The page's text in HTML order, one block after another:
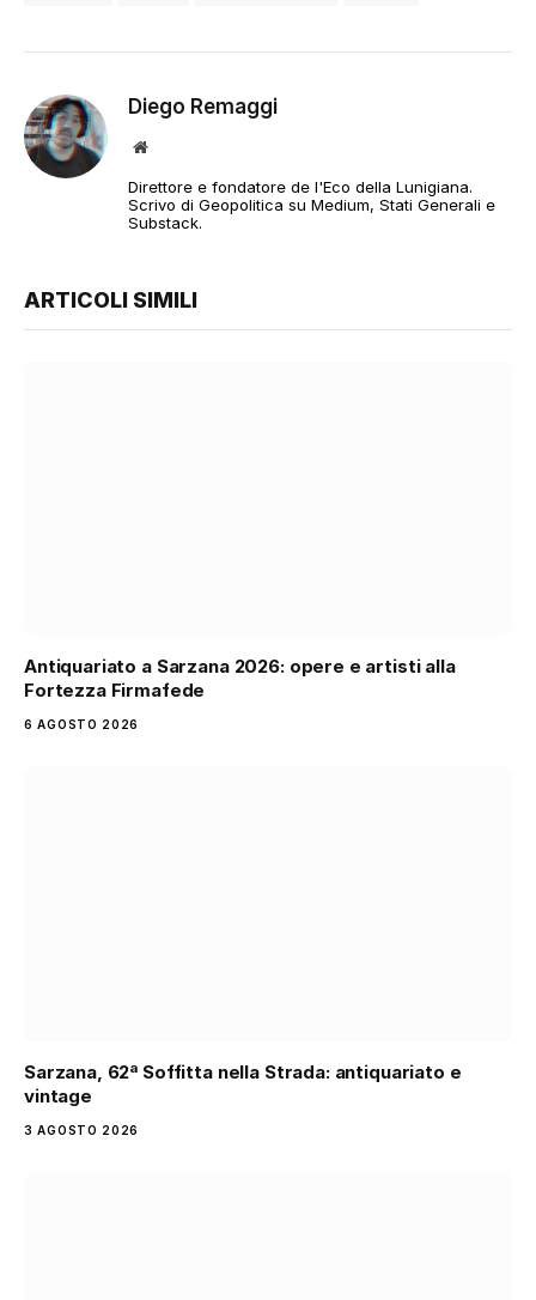
Diego Remaggi
Sito
Direttore e fondatore de l'Eco della Lunigiana.
Scrivo di Geopolitica su Medium, Stati Generali e
Substack.
ARTICOLI SIMILI
Antiquariato a Sarzana 2026: opere e artisti alla
Fortezza Firmafede
6 AGOSTO 2026
Sarzana, 62ª Soffitta nella Strada: antiquariato e
vintage
3 AGOSTO 2026